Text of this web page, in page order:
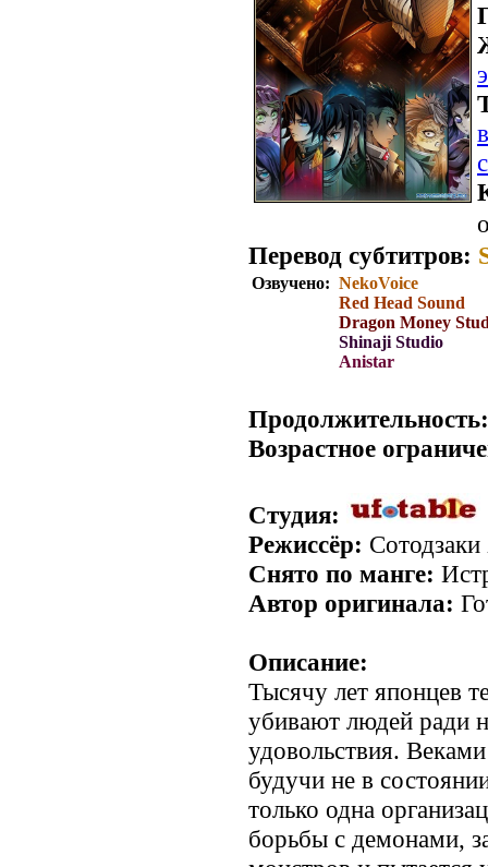
Перевод субтитров:
Озвучено: NekoVoice
Red Head Sound
Dragon Money
Shinaji Studio
Anistar
Продолжительность:
Возрастное
Студия:
Режиссёр:
Снято по манге:
Автор оригинала:
Описание:
Тысячу лет японцев
убивают людей ради
удовольствия.
будучи не в
только одна
борьбы с демонами,